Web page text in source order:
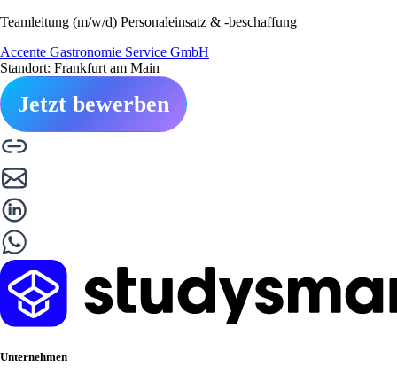
Teamleitung (m/w/d) Personaleinsatz & -beschaffung
Accente Gastronomie Service GmbH
Standort: Frankfurt am Main
Jetzt bewerben
Unternehmen